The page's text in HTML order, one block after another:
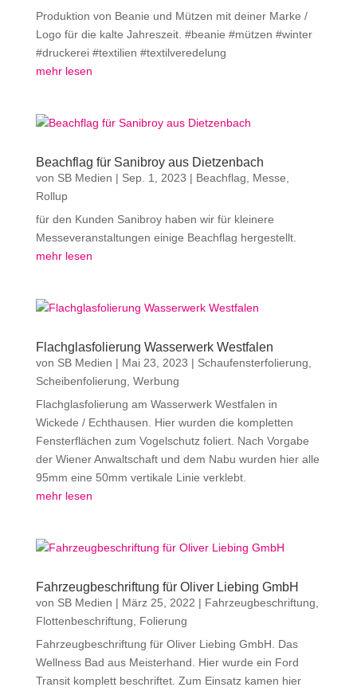
Produktion von Beanie und Mützen mit deiner Marke /
Logo für die kalte Jahreszeit. #beanie #mützen #winter
#druckerei #textilien #textilveredelung
mehr lesen
Beachflag für Sanibroy aus Dietzenbach
von SB Medien | Sep. 1, 2023 | Beachflag Messe
Rollup
für den Kunden Sanibroy haben wir für kleinere
Messeveranstaltungen einige Beachflag hergestellt.
mehr lesen
Flachglasfolierung Wasserwerk Westfalen
von SB Medien | Mai 23, 2023 | Schaufensterfolierung
Scheibenfolierung Werbung
Flachglasfolierung am Wasserwerk Westfalen in
Wickede / Echthausen. Hier wurden die kompletten
Fensterflächen zum Vogelschutz foliert. Nach Vorgabe
der Wiener Anwaltschaft und dem Nabu wurden hier alle
95mm eine 50mm vertikale Linie verklebt.
mehr lesen
Fahrzeugbeschriftung für Oliver Liebing GmbH
von SB Medien | März 25, 2022 | Fahrzeugbeschriftung
Flottenbeschriftung
Folierung
Fahrzeugbeschriftung für Oliver Liebing GmbH. Das
Wellness Bad aus Meisterhand. Hier wurde ein Ford
Transit komplett beschriftet. Zum Einsatz kamen hier